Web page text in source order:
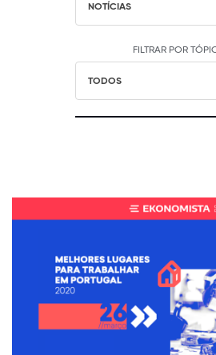
NOTÍCIAS
FILTRAR POR
TODOS